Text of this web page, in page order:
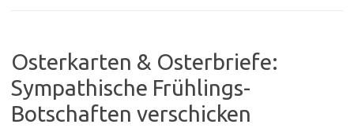
Osterkarten & Osterbriefe:
Sympathische Frühlings-
Botschaften verschicken